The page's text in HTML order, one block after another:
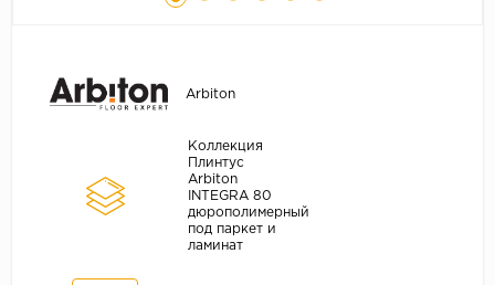
Arbiton
Коллекция
Плинтус
Arbiton
INTEGRA 80
дюрополимерный
под паркет и
ламинат